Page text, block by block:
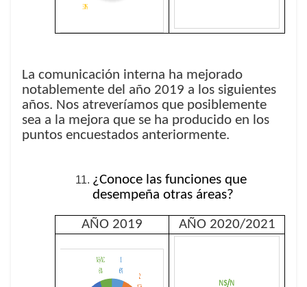
La comunicación interna ha mejorado
notablemente del año 2019 a los siguientes
años. Nos atreveríamos que posiblemente
sea a la mejora que se ha producido en los
puntos encuestados anteriormente.
¿Conoce las funciones que
desempeña otras áreas?
AÑO 2019 AÑO 2020/2021